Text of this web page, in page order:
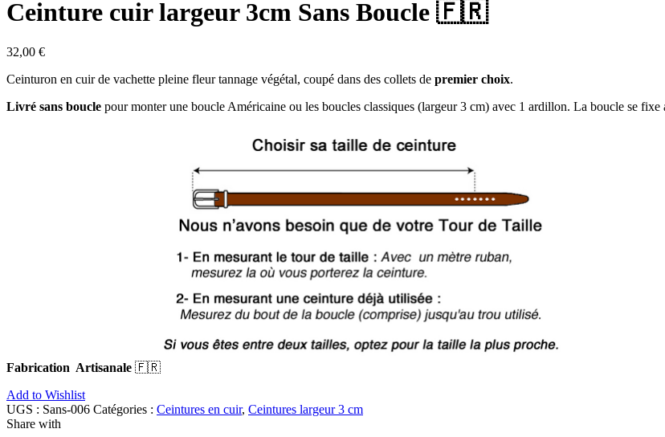
Ceinture cuir largeur 3cm Sans Boucle 🇫🇷
32,00 €
Ceinturon en cuir de vachette pleine fleur tannage végétal, coupé dans des collets de premier choix.
Livré sans boucle pour monter une boucle Américaine ou les boucles classiques (largeur 3 cm) avec 1 ardillon. La boucle se fixe
Fabrication Artisanale 🇫🇷
Add to Wishlist
UGS : Sans-006 Catégories : Ceintures en cuir, Ceintures largeur 3 cm
Share with